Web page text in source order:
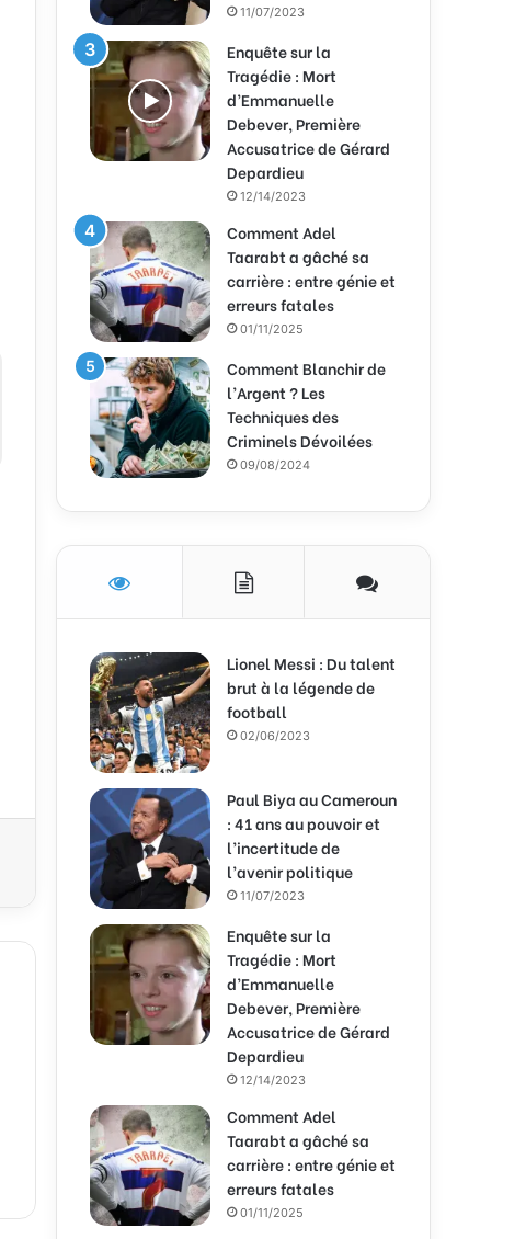
11/07/2023
Enquête sur la
Tragédie : Mort
d’Emmanuelle
Debever, Première
Accusatrice de Gérard
Depardieu
12/14/2023
Comment Adel
Taarabt a gâché sa
carrière : entre génie et
erreurs fatales
01/11/2025
Comment Blanchir de
l’Argent ? Les
Techniques des
Criminels Dévoilées
09/08/2024
Lionel Messi : Du talent
brut à la légende de
football
02/06/2023
Paul Biya au Cameroun
: 41 ans au pouvoir et
l’incertitude de
l’avenir politique
11/07/2023
Enquête sur la
Tragédie : Mort
d’Emmanuelle
Debever, Première
Accusatrice de Gérard
Depardieu
12/14/2023
Comment Adel
Taarabt a gâché sa
carrière : entre génie et
erreurs fatales
01/11/2025